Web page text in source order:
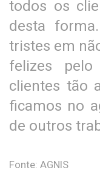
todos os
desta
tristes em
felizes
clientes tão
ficamos no
de outros
Fonte: AGNIS